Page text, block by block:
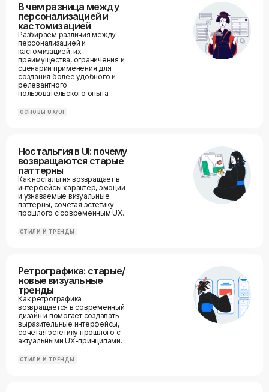
В чем разница между
персонализацией и
кастомизацией
Разбираем различия между
персонализацией и
кастомизацией, их
преимущества, ограничения и
сценарии применения для
создания более удобного и
релевантного
пользовательского опыта.
ОСНОВЫ UX/UI
Ностальгия в UI: почему
возвращаются старые
паттерны
Как ностальгия возвращает в
интерфейсы характер, эмоции
и узнаваемые визуальные
паттерны, сочетая эстетику
прошлого с современным UX.
СТИЛИ И ТРЕНДЫ
Ретрографика: старые/
новые визуальные
тренды
Как ретрографика
возвращается в современный
дизайн и помогает создавать
выразительные интерфейсы,
сочетая эстетику прошлого с
актуальными UX-принципами.
СТИЛИ И ТРЕНДЫ